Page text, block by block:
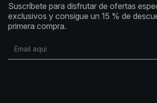
Suscríbete para disfrutar de ofertas
exclusivos y consigue un 15 % de
primera compra.